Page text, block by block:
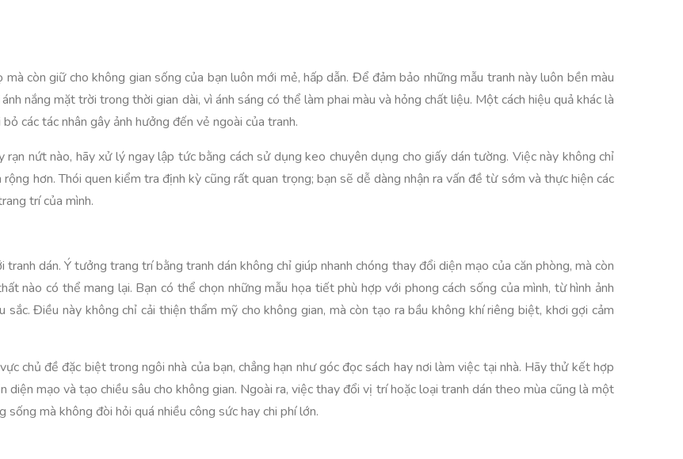
còn giữ cho không gian sống của bạn luôn mới mẻ, hấp dẫn. Để đảm bảo những mẫu tranh này luôn bền màu
nắng mặt trời trong thời gian dài, vì ánh sáng có thể làm phai màu và hỏng chất liệu. Một cách hiệu quả khác là
các tác nhân gây ảnh hưởng đến vẻ ngoài của tranh.
nứt nào, hãy xử lý ngay lập tức bằng cách sử dụng keo chuyên dụng cho giấy dán tường. Việc này không chỉ
hơn. Thói quen kiểm tra định kỳ cũng rất quan trọng; bạn sẽ dễ dàng nhận ra vấn đề từ sớm và thực hiện các
trí của mình.
dán. Ý tưởng trang trí bằng tranh dán không chỉ giúp nhanh chóng thay đổi diện mạo của căn phòng, mà còn
nào có thể mang lại. Bạn có thể chọn những mẫu họa tiết phù hợp với phong cách sống của mình, từ hình ảnh
Điều này không chỉ cải thiện thẩm mỹ cho không gian, mà còn tạo ra bầu không khí riêng biệt, khơi gợi cảm
chủ đề đặc biệt trong ngôi nhà của bạn, chẳng hạn như góc đọc sách hay nơi làm việc tại nhà. Hãy thử kết hợp
mạo và tạo chiều sâu cho không gian. Ngoài ra, việc thay đổi vị trí hoặc loại tranh dán theo mùa cũng là một
mà không đòi hỏi quá nhiều công sức hay chi phí lớn.